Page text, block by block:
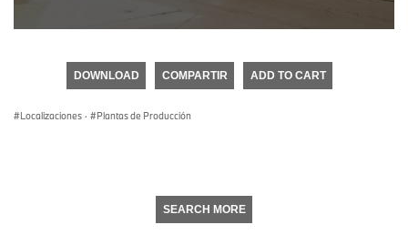
seconds
DOWNLOAD COMPARTIR ADD TO CART
Localizaciones · Plantas de Producción
SEARCH MORE